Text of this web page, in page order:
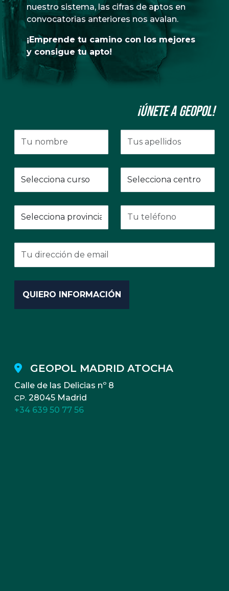
nuestro sistema, las cifras de aptos en
convocatorias anteriores nos avalan.
¡Emprende tu camino con los mejores
y consigue tu apto!
¡Únete a GeoPol!
GEOPOL MADRID ATOCHA
Calle de las Delicias nº 8
CP. 28045 Madrid
+34 639 50 77 56